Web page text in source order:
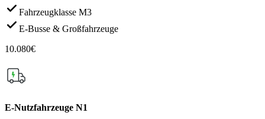
Fahrzeugklasse M3
E-Busse & Großfahrzeuge
10.080€
E-Nutzfahrzeuge N1